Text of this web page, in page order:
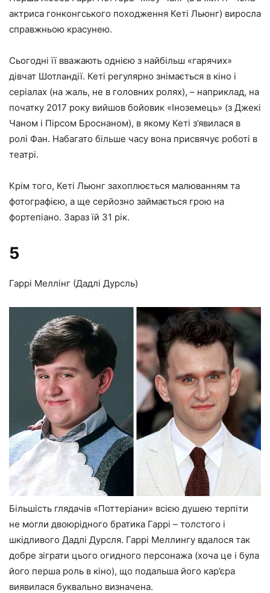
актриса гонконгського походження Кеті Льюнг) виросла
справжньою красунею.
Сьогодні її вважають однією з найбільш «гарячих»
дівчат Шотландії. Кеті регулярно знімається в кіно і
серіалах (на жаль, не в головних ролях), – наприклад, на
початку 2017 року вийшов бойовик «Іноземець» (з Джекі
Чаном і Пірсом Броснаном), в якому Кеті з’явилася в
ролі Фан. Набагато більше часу вона присвячує роботі в
театрі.
Крім того, Кеті Льюнг захоплюється малюванням та
фотографією, а ще серйозно займається грою на
фортепіано. Зараз їй 31 рік.
5
Гаррі Меллінг (Дадлі Дурсль)
Більшість глядачів «Поттеріани» всією душею терпіти
не могли двоюрідного братика Гаррі – толстого і
шкідливого Дадлі Дурсля. Гаррі Меллингу вдалося так
добре зіграти цього огидного персонажа (хоча це і була
його перша роль в кіно), що подальша його кар’єра
виявилася буквально визначена.